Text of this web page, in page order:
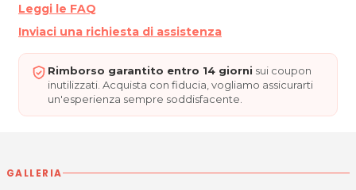
Via Giuseppe Mazzini 08/10
30027 San Donà di Piave (VE)
Cel. 3914175810
P.IVA 04396740278
Per ulteriori informazioni sull'offerta o sulle modalità di acquisto
scrivi aposta@espevia.it.
Leggi le FAQ
Inviaci una richiesta di assistenza
Rimborso garantito entro 14 giorni sui coupon
inutilizzati. Acquista con fiducia, vogliamo assicurarti
un'esperienza sempre soddisfacente.
GALLERIA